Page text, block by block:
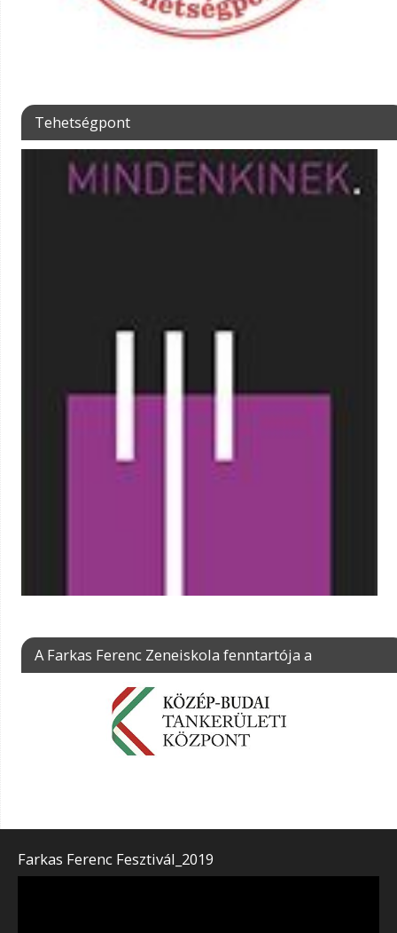
Tehetségpont
A Farkas Ferenc Zeneiskola fenntartója a
Farkas Ferenc Fesztivál_2019